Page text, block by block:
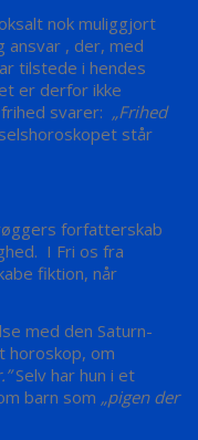
nok muliggjort
ansvar , der, med
tilstede i hendes
er derfor ikke
svarer: „Frihed
står
forfatterskab
I Fri os fra
fiktion, når
med den Saturn-
horoskop, om
Selv har hun i et
barn som „pigen der